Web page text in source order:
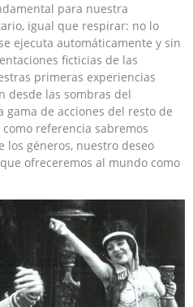
para nuestra
igual que respirar: no lo
ejecuta automáticamente y sin
ficticias de las
primeras experiencias
desde las sombras del
de acciones del resto de
como referencia sabremos
los géneros, nuestro deseo
que ofreceremos al mundo como